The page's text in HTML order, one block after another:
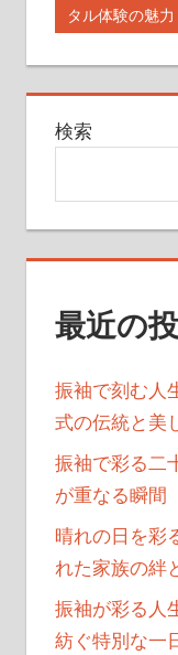
ナ
ビ
ゲ
ー
ョ
ン
の
記
事:
タル体験の魅力
検索
最近の
振袖で刻む人
式の伝統と美
振袖で彩る二
が重なる瞬間
晴れの日を彩
れた家族の絆
振袖が彩る人
紡ぐ特別な一